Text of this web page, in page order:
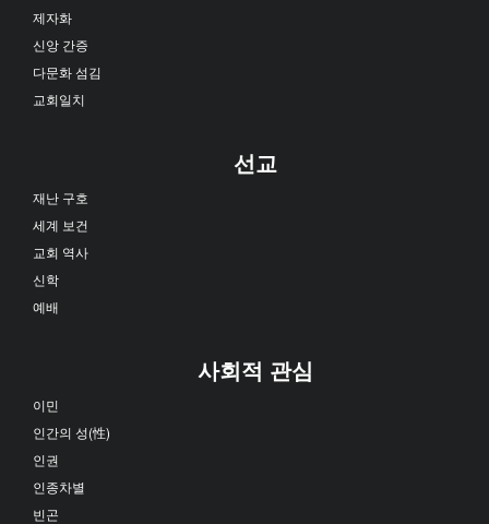
제자화
신앙 간증
다문화 섬김
교회일치
선교
재난 구호
세계 보건
교회 역사
신학
예배
사회적 관심
이민
인간의 성(性)
인권
인종차별
빈곤